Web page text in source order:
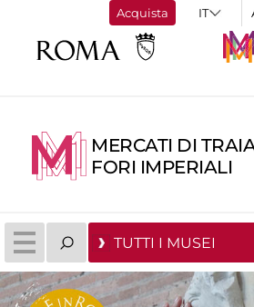
Acquista
MERCATI DI
FORI IMPERIALI
TUTTI I MUSEI